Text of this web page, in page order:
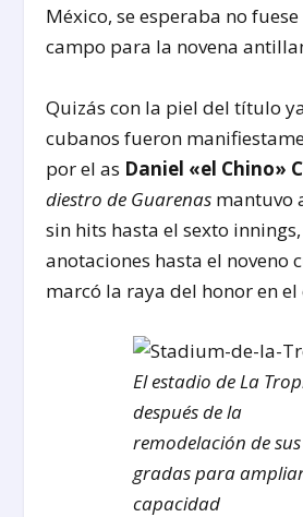
México, se esperaba no
campo para la novena
Quizás con la piel del título
cubanos fueron
por el as Daniel «el Chino»
diestro de Guarenas mantuvo
sin hits hasta el sexto
anotaciones hasta el noveno
marcó la raya del honor en el
El estadio de La
después de la
remodelación de sus
gradas para
capacidad